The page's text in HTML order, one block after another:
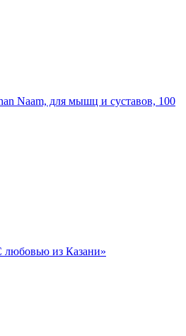
Naam, для мышц и суставов, 100